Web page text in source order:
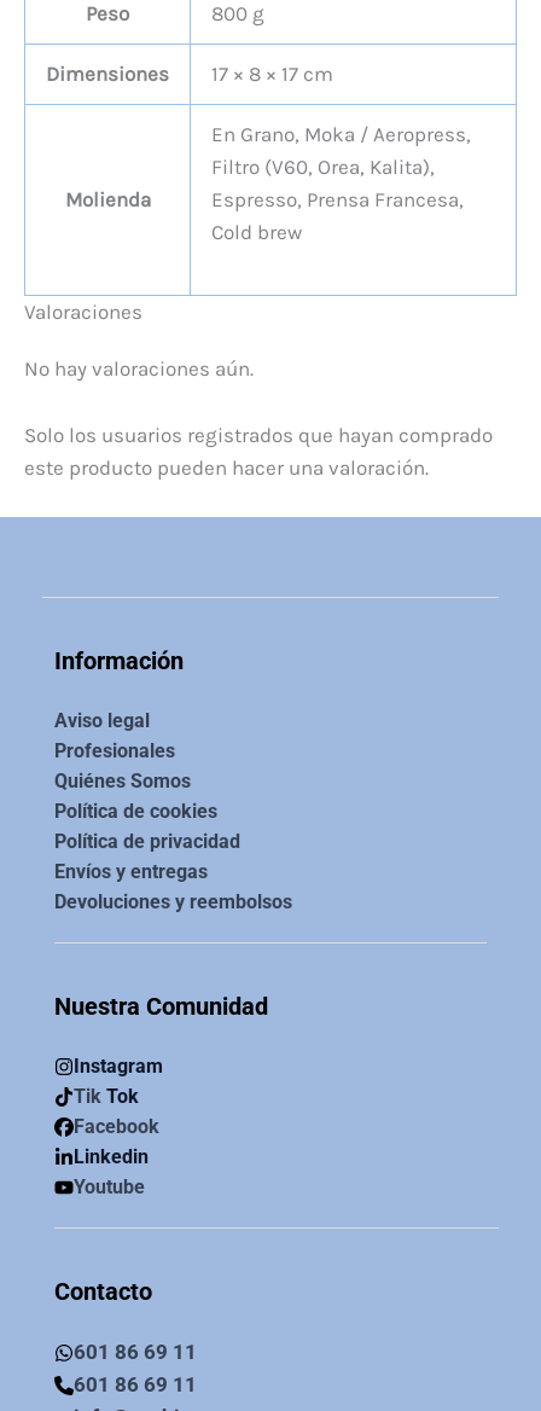
Peso
800 g
Dimensiones 17 × 8 × 17 cm
Molienda
En Grano, Moka / Aeropress,
Filtro (V60, Orea, Kalita),
Espresso, Prensa Francesa,
Cold brew
Valoraciones
No hay valoraciones aún.
Solo los usuarios registrados que hayan comprado
este producto pueden hacer una valoración.
Información
Aviso legal
Profesionales
Quiénes Somos
Política de cookies
Política de privacidad
Envíos y entregas
Devoluciones y reembolsos
Nuestra Comunidad
Instagram
Tik Tok
Facebook
Linkedin
Youtube
Contacto
601 86 69 11
601 86 69 11